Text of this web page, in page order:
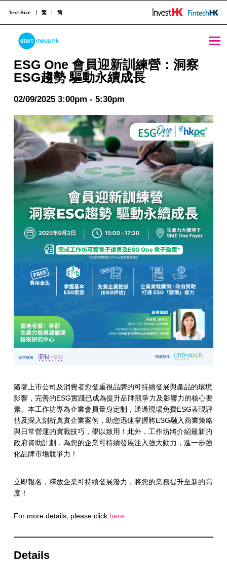
ESG One 會員迎新訓練營：洞察ESG趨勢 驅動永續成長 - StartmeupHK
STARTMEUPHK
Text Size 繁 简
ESG One 會員迎新訓練營：洞察
ESG趨勢 驅動永續成長
02/09/2025 3:00pm - 5:30pm
隨著上市公司及消費者愈發重視品牌的可持續發展與產品的環境
影響，完善的ESG實踐已成為提升品牌競爭力及影響力的核心要
素。本工作坊專為企業會員量身定制，通過現場免費ESG表現評
估及深入剖析真實企業案例，助您迅速掌握將ESG融入商業策略
與日常營運的實戰技巧，學以致用！此外，工作坊將介紹最新的
政府資助計劃，為您的企業可持續發展注入強大動力，進一步強
化品牌市場競爭力！
立即報名，釋放企業可持續發展潛力，將您的業務提升至新的高
度！
For more details, please click here.
Details